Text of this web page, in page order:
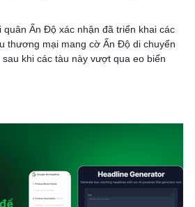
quân Ấn Độ xác nhận đã triển khai các
thương mại mang cờ Ấn Độ di chuyển
khi các tàu này vượt qua eo biển